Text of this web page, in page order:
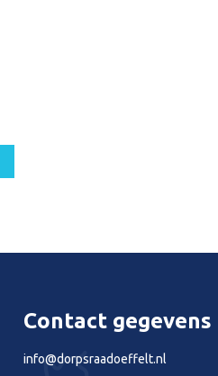
Contact gegevens
info@dorpsraadoeffelt.nl